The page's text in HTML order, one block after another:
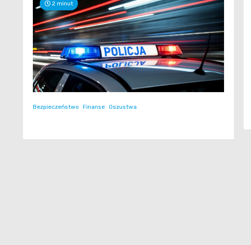
2 minut
Bezpieczeństwo Finanse Oszustwa